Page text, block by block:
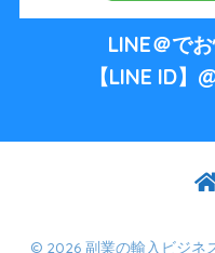
LINE＠で
【LINE ID】
© 2026 副業の輸入ビジネ